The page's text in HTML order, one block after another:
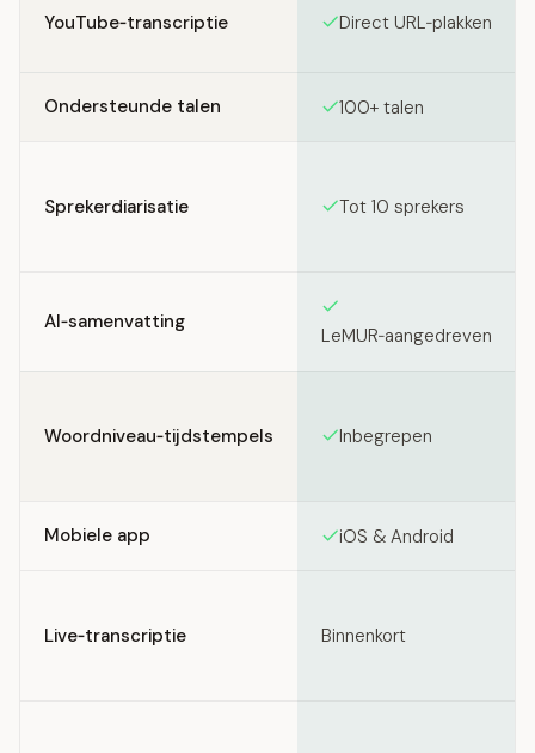
YouTube‑transcriptie Direct URL‑plakken
Ondersteunde talen 100+ talen
Sprekerdiarisatie Tot 10 sprekers
AI‑samenvatting
LeMUR‑aangedreven
Woordniveau‑tijdstempels Inbegrepen
Mobiele app iOS & Android
Live‑transcriptie Binnenkort